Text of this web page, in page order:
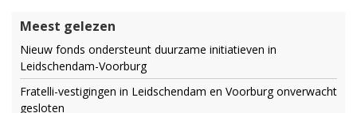
Meest gelezen
Nieuw fonds ondersteunt duurzame initiatieven in
Leidschendam-Voorburg
Fratelli-vestigingen in Leidschendam en Voorburg onverwacht
gesloten